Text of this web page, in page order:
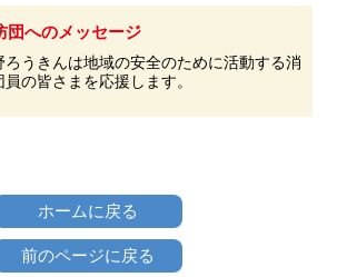
団へのメッセージ
ろうきんは地域の安全のために活動する消
員の皆さまを応援します。
ホームに戻る
前のページに戻る